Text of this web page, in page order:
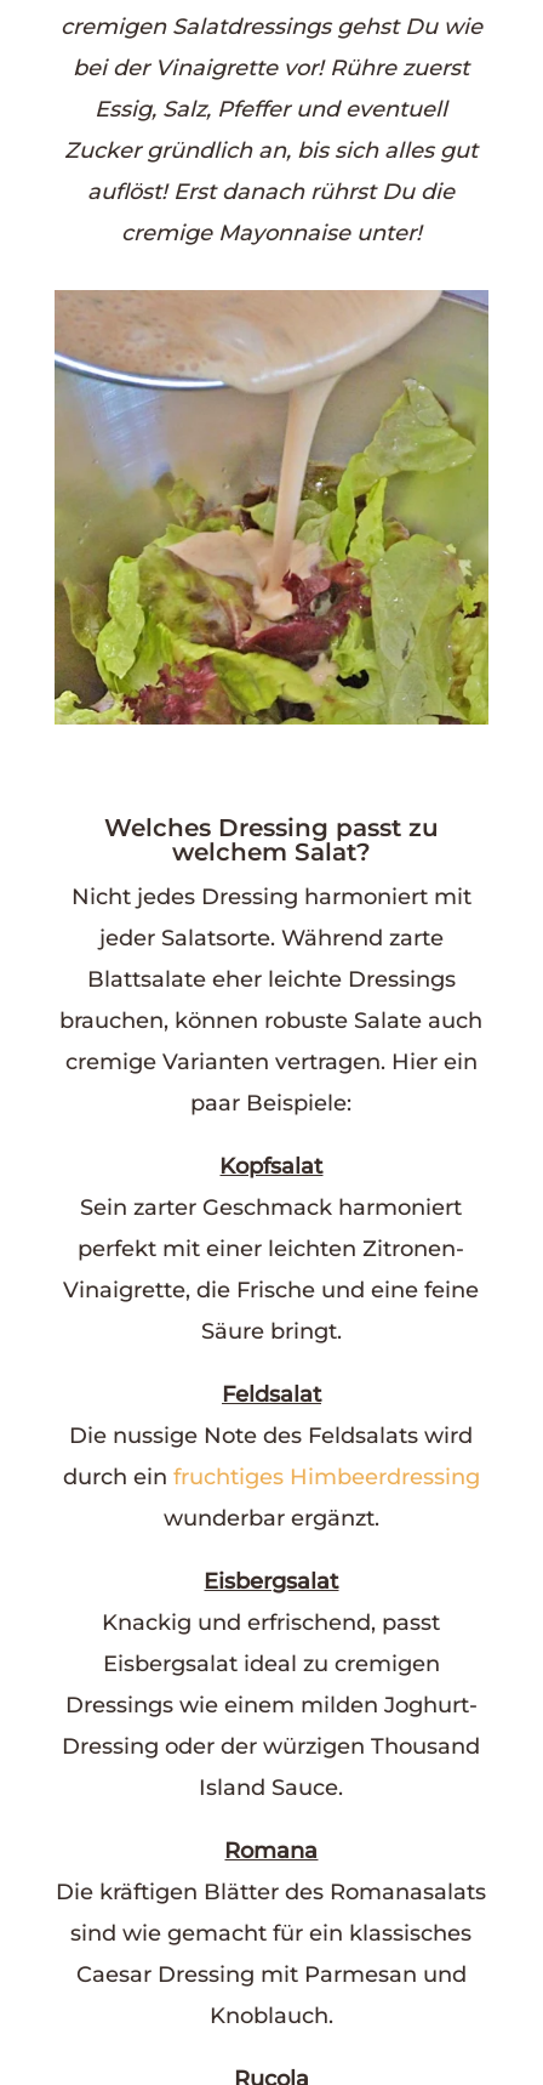
cremigen Salatdressings gehst Du wie
bei der Vinaigrette vor! Rühre zuerst
Essig, Salz, Pfeffer und eventuell
Zucker gründlich an, bis sich alles gut
auflöst! Erst danach rührst Du die
cremige Mayonnaise unter!
Welches Dressing passt zu
welchem Salat?
Nicht jedes Dressing harmoniert mit
jeder Salatsorte. Während zarte
Blattsalate eher leichte Dressings
brauchen, können robuste Salate auch
cremige Varianten vertragen. Hier ein
paar Beispiele:
Kopfsalat
Sein zarter Geschmack harmoniert
perfekt mit einer leichten Zitronen-
Vinaigrette, die Frische und eine feine
Säure bringt.
Feldsalat
Die nussige Note des Feldsalats wird
durch ein fruchtiges Himbeerdressing
wunderbar ergänzt.
Eisbergsalat
Knackig und erfrischend, passt
Eisbergsalat ideal zu cremigen
Dressings wie einem milden Joghurt-
Dressing oder der würzigen Thousand
Island Sauce.
Romana
Die kräftigen Blätter des Romanasalats
sind wie gemacht für ein klassisches
Caesar Dressing mit Parmesan und
Knoblauch.
Rucola